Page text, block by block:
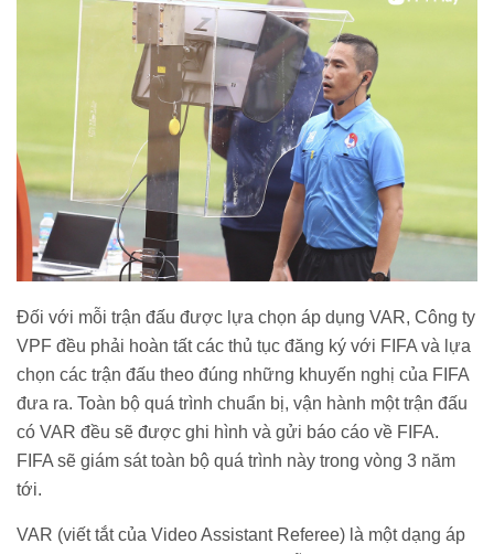
Đối với mỗi trận đấu được lựa chọn áp dụng VAR, Công ty
VPF đều phải hoàn tất các thủ tục đăng ký với FIFA và lựa
chọn các trận đấu theo đúng những khuyến nghị của FIFA
đưa ra. Toàn bộ quá trình chuẩn bị, vận hành một trận đấu
có VAR đều sẽ được ghi hình và gửi báo cáo về FIFA.
FIFA sẽ giám sát toàn bộ quá trình này trong vòng 3 năm
tới.
VAR (viết tắt của Video Assistant Referee) là một dạng áp